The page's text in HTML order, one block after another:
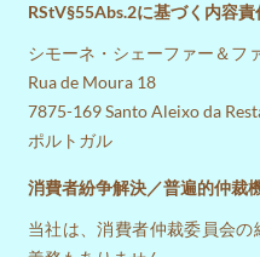
RStV§55Abs.2に基づく内容責
シモーネ・シェーファー＆フ
Rua de Moura 18
7875-169 Santo Aleixo da
ポルトガル
消費者紛争解決／普遍的仲裁
当社は、消費者仲裁委員会